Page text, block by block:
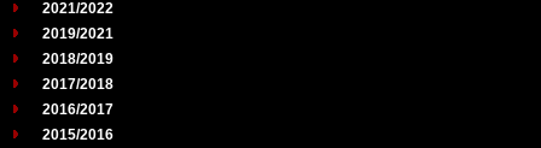
2021/2022
2019/2021
2018/2019
2017/2018
2016/2017
2015/2016